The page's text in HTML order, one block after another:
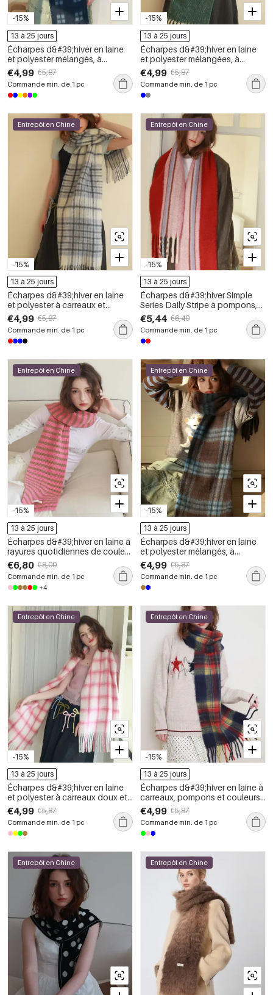
-15%
13 à 25 jours
Écharpes d&#39;hiver en laine
et polyester mélangés, à
pompons rétro, couleurs et
formes géométriques, collection
Simple
€4,99 €5,87
Commande min. de 1 pc
-15%
13 à 25 jours
Écharpes d&#39;hiver en laine
et polyester mélangées, à
pompons quotidiens, de
couleur assortie, de la série
Simple
€4,99 €5,87
Commande min. de 1 pc
-15%
Entrepôt en Chine
13 à 25 jours
Écharpes d&#39;hiver en laine
et polyester à carreaux et
pompons, collection Simple
Series
€4,99 €5,87
Commande min. de 1 pc
-15%
Entrepôt en Chine
13 à 25 jours
Écharpes d&#39;hiver Simple
Series Daily Stripe à pompons,
coloris mélangés, en laine et
polyester
€5,44 €6,40
Commande min. de 1 pc
-15%
Entrepôt en Chine
13 à 25 jours
Écharpes d&#39;hiver en laine à
rayures quotidiennes de couleur
assortie, collection Simple
€6,80 €8,00
Commande min. de 1 pc
+4
-15%
Entrepôt en Chine
13 à 25 jours
Écharpes d&#39;hiver en laine
et polyester mélangés, à
carreaux rétro et pompons, de la
série Simple
€4,99 €5,87
Commande min. de 1 pc
-15%
Entrepôt en Chine
13 à 25 jours
Écharpes d&#39;hiver en laine
et polyester à carreaux doux et
pompons de la série Simple
€4,99 €5,87
Commande min. de 1 pc
-15%
Entrepôt en Chine
13 à 25 jours
Écharpes d&#39;hiver en laine à
carreaux, pompons et couleurs
assorties, collection Simple
Series, style décontracté.
€4,99 €5,87
Commande min. de 1 pc
Entrepôt en Chine Entrepôt en Chine